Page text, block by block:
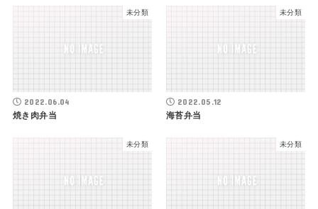
未分類
2022.06.04
焼き肉弁当
未分類
2022.05.12
海苔弁当
未分類 未分類